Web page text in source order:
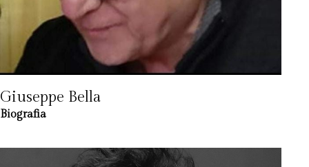
Giuseppe Bella
Biografia